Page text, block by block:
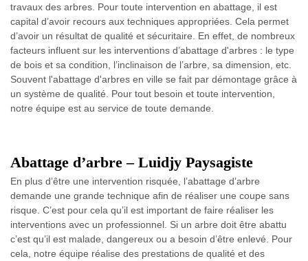
travaux des arbres. Pour toute intervention en abattage, il est
capital d’avoir recours aux techniques appropriées. Cela permet
d’avoir un résultat de qualité et sécuritaire. En effet, de nombreux
facteurs influent sur les interventions d’abattage d'arbres : le type
de bois et sa condition, l’inclinaison de l’arbre, sa dimension, etc.
Souvent l'abattage d'arbres en ville se fait par démontage grâce à
un système de qualité. Pour tout besoin et toute intervention,
notre équipe est au service de toute demande.
Abattage d’arbre – Luidjy Paysagiste
En plus d’être une intervention risquée, l’abattage d’arbre
demande une grande technique afin de réaliser une coupe sans
risque. C’est pour cela qu’il est important de faire réaliser les
interventions avec un professionnel. Si un arbre doit être abattu
c’est qu’il est malade, dangereux ou a besoin d’être enlevé. Pour
cela, notre équipe réalise des prestations de qualité et des